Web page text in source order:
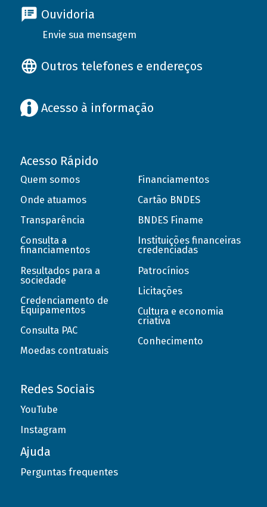
Ouvidoria
Envie sua mensagem
Outros telefones e endereços
Acesso à informação
Acesso Rápido
Quem somos
Onde atuamos
Transparência
Consulta a
financiamentos
Resultados para a
sociedade
Credenciamento de
Equipamentos
Consulta PAC
Moedas contratuais
Financiamentos
Cartão BNDES
BNDES Finame
Instituições financeiras
credenciadas
Patrocínios
Licitações
Cultura e economia
criativa
Conhecimento
Redes Sociais
YouTube
Instagram
Ajuda
Perguntas frequentes